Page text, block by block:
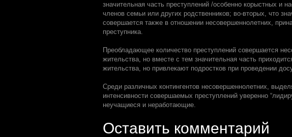
значительная часть преступлений /особенно корыстных и
членов семьи или других родственников; во-вторых, что
совершается также в отношении несовершеннолетних,
преступника.
Преобладающее количество преступлений совершается
жительства, но вместе с тем значительная часть
жительства, но привлекают подростков при проведении
Среди различных контингентов несовершеннолетних,
интенсивности совершаемых преступлений уверенно
неучащиеся и неработающие.
Оставить комментарий